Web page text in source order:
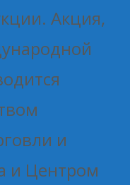
Акция,
и
и Центром